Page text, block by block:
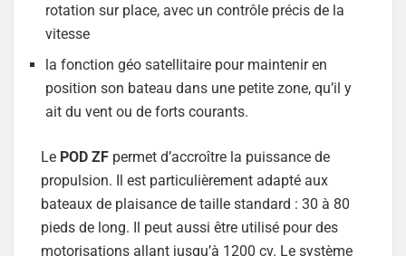
rotation sur place, avec un contrôle précis de la
vitesse
la fonction géo satellitaire pour maintenir en
position son bateau dans une petite zone, qu’il y
ait du vent ou de forts courants.
Le POD ZF permet d’accroître la puissance de
propulsion. Il est particulièrement adapté aux
bateaux de plaisance de taille standard : 30 à 80
pieds de long. Il peut aussi être utilisé pour des
motorisations allant jusqu’à 1200 cv. Le système